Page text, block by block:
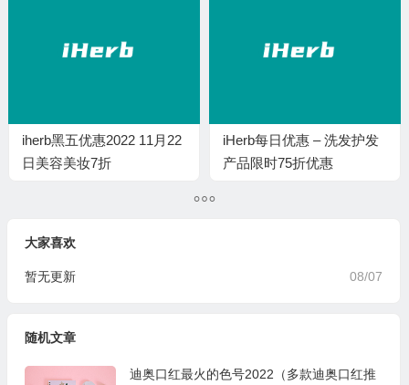
iherb黑五优惠2022 11月22
日美容美妆7折
iHerb每日优惠 – 洗发护发
产品限时75折优惠
大家喜欢
08/07
暂无更新
随机文章
迪奥口红最火的色号2022（多款迪奥口红推